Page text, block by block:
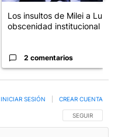
Los insultos de Milei a Lula:
obscenidad institucional
2 comentarios
SIGA ESTA
SEGUIR
INICIAR SESIÓN CREAR CUENTA